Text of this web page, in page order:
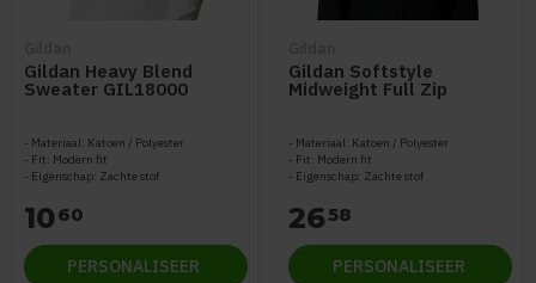
Gildan Heavy Blend
Sweater GIL18000
Materiaal: Katoen / Polyester
Fit: Modern fit
Eigenschap: Zachte stof
1060
PERSONALISEER
Gildan Softstyle
Midweight Full Zip
Hooded Sweater
Materiaal: Katoen / Polyester
Fit: Modern fit
Eigenschap: Zachte stof
2658
PERSONALISEER